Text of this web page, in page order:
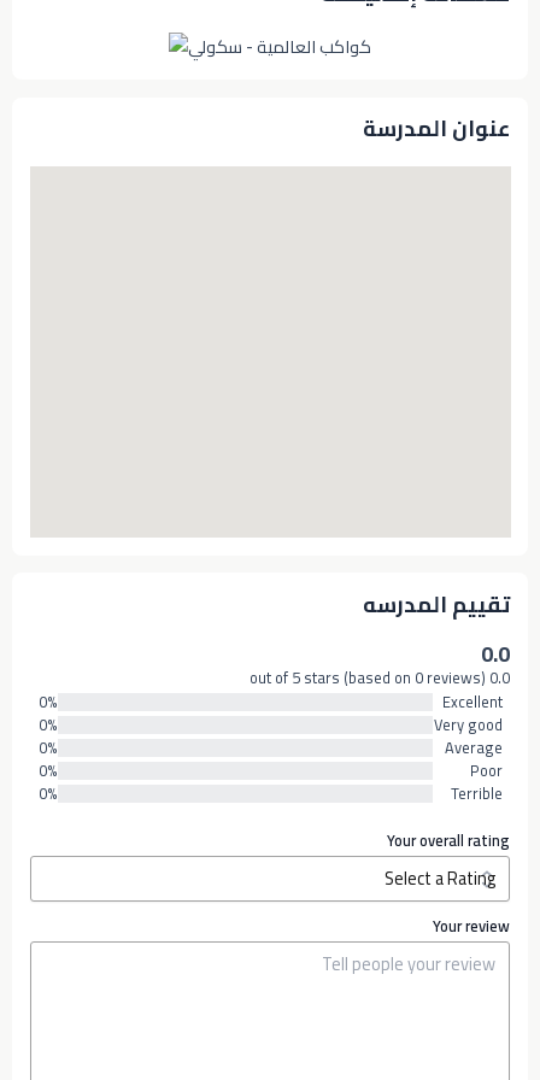
عنوان المدرسة
تقييم المدرسه
0.0
0.0 out of 5 stars (based on 0 reviews)
Excellent
0%
Very good
0%
Average
0%
Poor
0%
Terrible
0%
Your overall rating
Your review